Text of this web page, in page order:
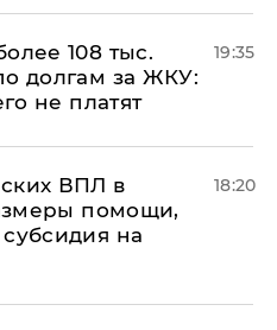
108 тыс.
долгам за ЖКУ:
не платят
19:35
ВПЛ в
помощи,
на
18:20